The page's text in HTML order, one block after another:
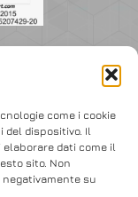
come i cookie
del dispositivo. Il
dati come il
sito. Non
su